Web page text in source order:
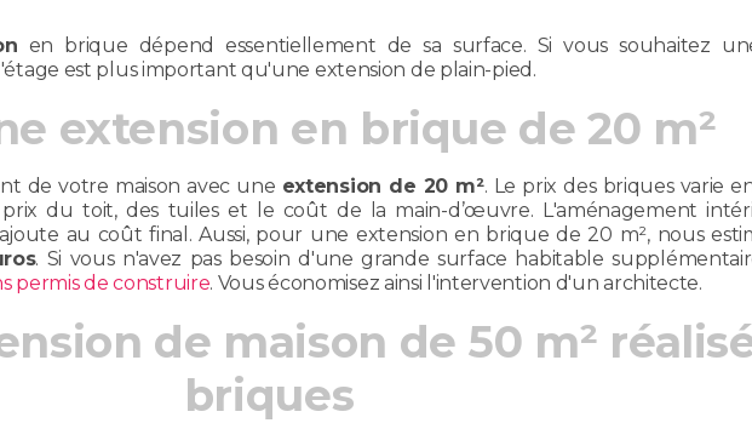
en brique dépend essentiellement de sa surface. Si vous souhaitez
est plus important qu'une extension de plain-pied.
extension en brique de 20 m²
de votre maison avec une extension de 20 m². Le prix des briques varie
du toit, des tuiles et le coût de la main-d’œuvre. L'aménagement
au coût final. Aussi, pour une extension en brique de 20 m², nous
. Si vous n'avez pas besoin d'une grande surface habitable
permis de construire. Vous économisez ainsi l'intervention d'un architecte.
de maison de 50 m²
briques